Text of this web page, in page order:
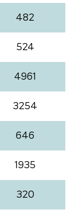
482
524
4961
3254
646
1935
320